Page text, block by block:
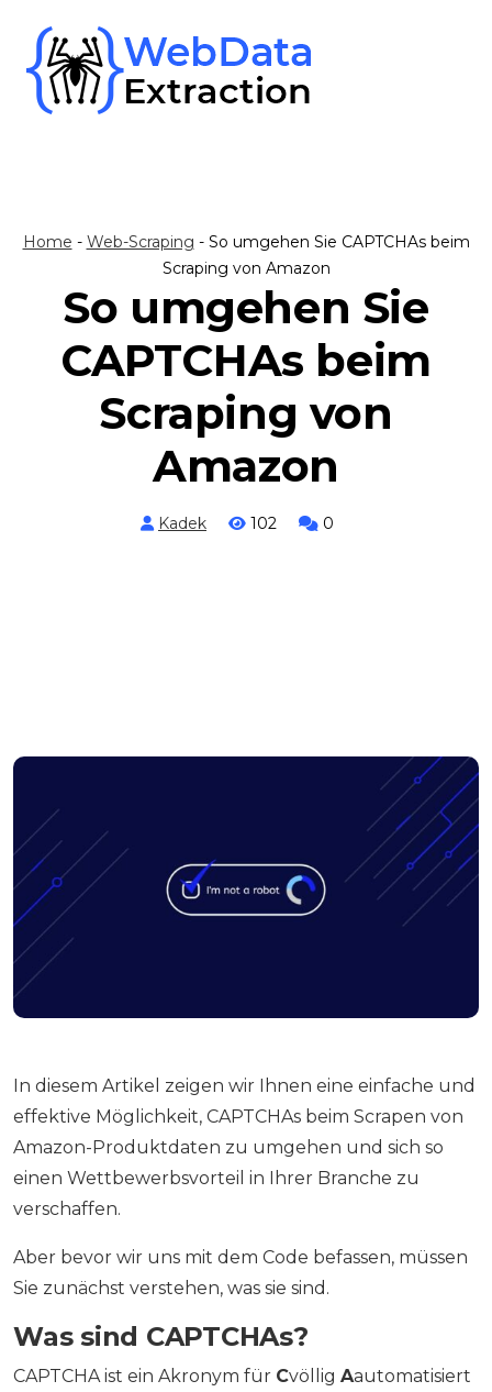
content
Home - Web-Scraping - So umgehen Sie CAPTCHAs beim
Scraping von Amazon
So umgehen Sie
CAPTCHAs beim
Scraping von
Amazon
Kadek 102 0
In diesem Artikel zeigen wir Ihnen eine einfache und
effektive Möglichkeit, CAPTCHAs beim Scrapen von
Amazon-Produktdaten zu umgehen und sich so
einen Wettbewerbsvorteil in Ihrer Branche zu
verschaffen.
Aber bevor wir uns mit dem Code befassen, müssen
Sie zunächst verstehen, was sie sind.
Was sind CAPTCHAs?
CAPTCHA ist ein Akronym für Cvöllig Aautomatisiert